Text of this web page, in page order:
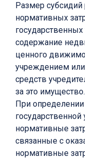
Размер субсидий
нормативных
содержание
ценного
учреждением или
средств
за это имущество.
При
нормативные
связанные с
нормативные